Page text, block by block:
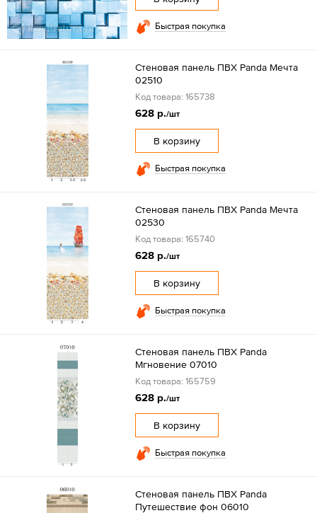
Быстрая покупка
Стеновая панель ПВХ Panda Мечта
02510
Код товара: 165738
628 р./шт
В корзину
Быстрая покупка
Стеновая панель ПВХ Panda Мечта
02530
Код товара: 165740
628 р./шт
В корзину
Быстрая покупка
Стеновая панель ПВХ Panda
Мгновение 07010
Код товара: 165759
628 р./шт
В корзину
Быстрая покупка
Стеновая панель ПВХ Panda
Путешествие фон 06010